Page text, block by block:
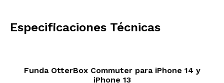
Especificaciones Técnicas
Funda OtterBox Commuter para iPhone 14 y
iPhone 13